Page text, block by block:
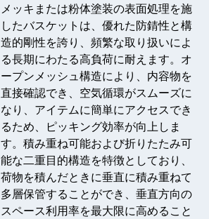
メッキまたは粉体塗装の表面処理を施
したバスケットは、優れた防錆性と構
造的剛性を誇り、頻繁な取り扱いによ
る長期にわたる高負荷に耐えます。オ
ープンメッシュ構造により、内容物を
直接確認でき、空気循環がスムーズに
なり、アイテムに簡単にアクセスでき
るため、ピッキング効率が向上しま
す。積み重ね可能および折りたたみ可
能な二重目的構造を特徴としており、
荷物を積んだときに垂直に積み重ねて
多層保管することができ、垂直方向の
スペース利用率を最大限に高めること